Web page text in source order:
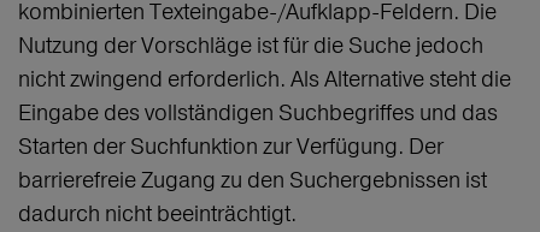
kombinierten Texteingabe-/Aufklapp-Feldern. Die
Nutzung der Vorschläge ist für die Suche jedoch
nicht zwingend erforderlich. Als Alternative steht die
Eingabe des vollständigen Suchbegriffes und das
Starten der Suchfunktion zur Verfügung. Der
barrierefreie Zugang zu den Suchergebnissen ist
dadurch nicht beeinträchtigt.